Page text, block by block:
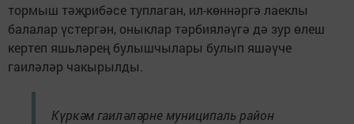
тормыш тәҗрибәсе туплаган, ил-көннәргә лаеклы
балалар үстергән, оныклар тәрбияләүгә дә зур өлеш
кертеп яшьләрең булышчылары булып яшәүче
гаиләләр чакырылды.
Күркәм гаиләләрне муниципаль район